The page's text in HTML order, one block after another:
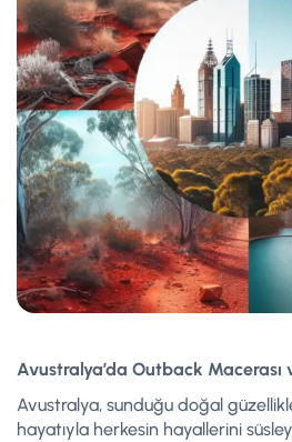
Avustralya’da Outback Macerası
Avustralya, sunduğu doğal
hayatıyla herkesin hayallerini